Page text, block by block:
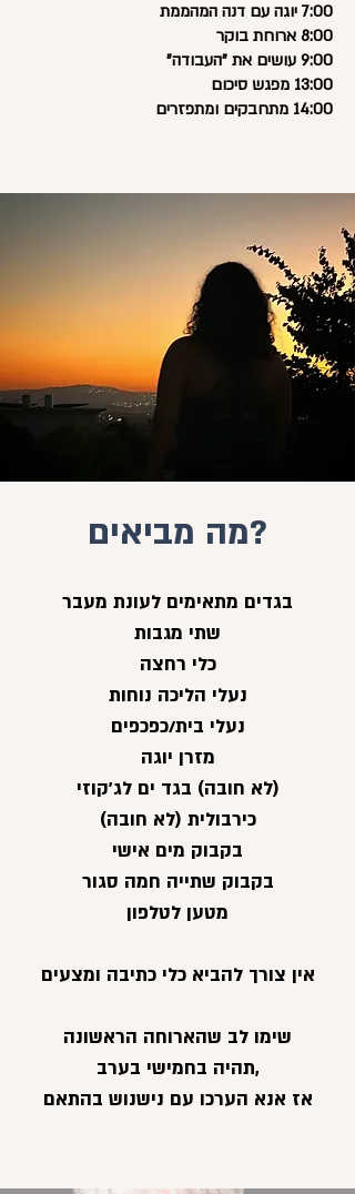
7:00 יוגה עם דנה המהממת
8:00 ארוחת בוקר
9:00 עושים את "העבודה"
13:00 מפגש סיכום
14:00 מתחבקים ומתפזרים
?מה מביאים
בגדים מתאימים לעונת מעבר
שתי מגבות
כלי רחצה
נעלי הליכה נוחות
נעלי בית/כפכפים
מזרן יוגה
(לא חובה) בגד ים לג'קוזי
כירבולית (לא חובה)
בקבוק מים אישי
בקבוק שתייה חמה סגור
מטען לטלפון
אין צורך להביא כלי כתיבה ומצעים
שימו לב שהארוחה הראשונה
,תהיה בחמישי בערב
אז אנא הערכו עם נישנוש בהתאם